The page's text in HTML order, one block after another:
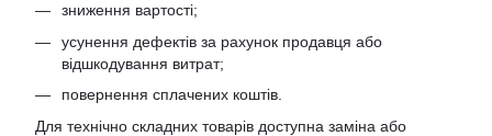
зниження вартості;
усунення дефектів за рахунок продавця або
відшкодування витрат;
повернення сплачених коштів.
Для технічно складних товарів доступна заміна або